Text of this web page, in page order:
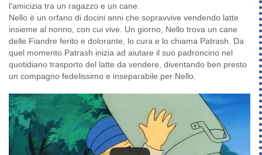
l'amicizia tra un ragazzo e un cane.
Nello è un orfano di docini anni che sopravvive vendendo latte
insieme al nonno, con cui vive. Un giorno, Nello trova un cane
delle Fiandre ferito e dolorante, lo cura e lo chiama Patrash. Da
quel momento Patrash inizia ad aiutare il suo padroncino nel
quotidiano trasporto del latte da vendere, diventando ben presto
un compagno fedelissimo e inseparabile per Nello.